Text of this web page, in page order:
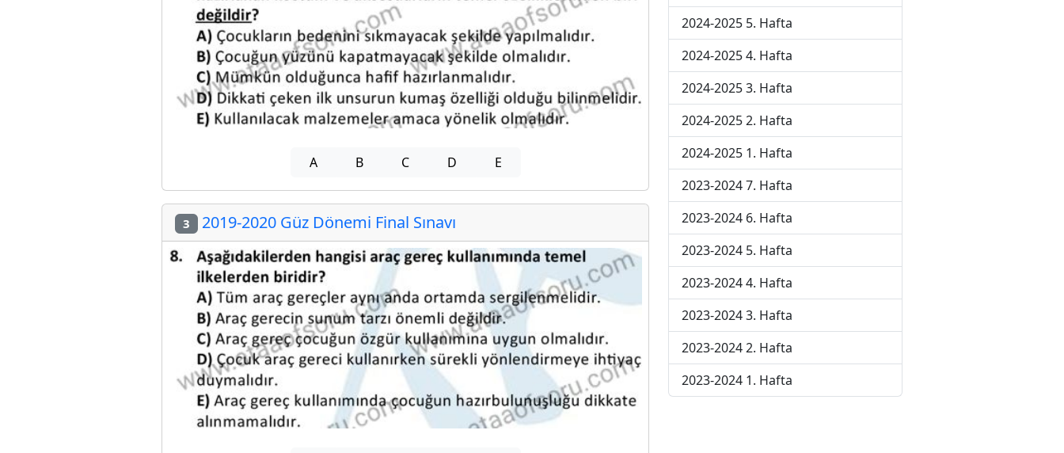
A B C D E
3 2019-2020 Güz Dönemi Final Sınavı
2024-2025 5. Hafta
2024-2025 4. Hafta
2024-2025 3. Hafta
2024-2025 2. Hafta
2024-2025 1. Hafta
2023-2024 7. Hafta
2023-2024 6. Hafta
2023-2024 5. Hafta
2023-2024 4. Hafta
2023-2024 3. Hafta
2023-2024 2. Hafta
2023-2024 1. Hafta